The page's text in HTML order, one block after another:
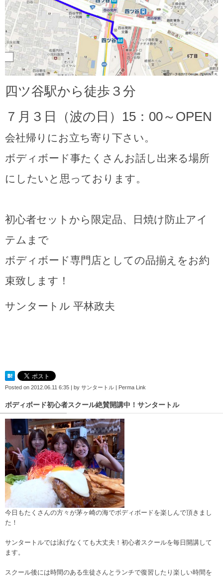
四ツ谷駅から徒歩３分
７月３日（波の日）15：00～OPEN
会社帰りにお立ち寄り下さい。
ボディボード事たくさんお話し出来る場所
にしたいと思っております。
初心者セットから限定品、日焼け防止アイ
テムまで
ボディボード専門店としての品揃えをお約
束致します！
サンタートル 平林政夫
Posted on 2012.06.11 6:35 by サンタートル Perma Link
ボディボード初心者スクール絶賛開講中！サンタートル
今日もたくさんの方々が茅ヶ崎の海でボディボードを楽しんで頂きまし
た！
サンタートルでは泳げなくても大丈夫！初心者スクールを毎日開講して
ます。
スクール後には時間のある生徒さんとランチで復習したり楽しい時間を